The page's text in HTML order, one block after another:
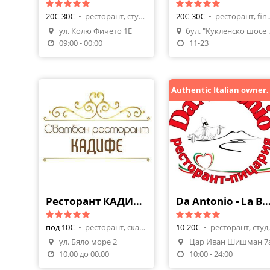
20€-30€ •
ресторант, студена кухня
ул. Колю Фичето 1Е
09:00 - 00:00
Направи Резервация
20€-30€ •
бул.
11-23
Ресторант КАДИФЕ
под 10€ •
ресторант, скара, барбекю
ул. Бяло море 2
10.00 до 00.00
Направи Резервация
Da Antonio - La Bella Napoli
10-20€ •
Цар Иван Шишман
10:00 - 24:00